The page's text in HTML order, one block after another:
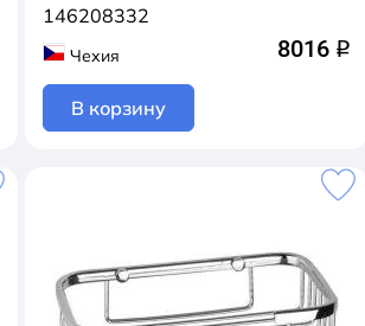
146208332
Чехия 8016 q
В корзину